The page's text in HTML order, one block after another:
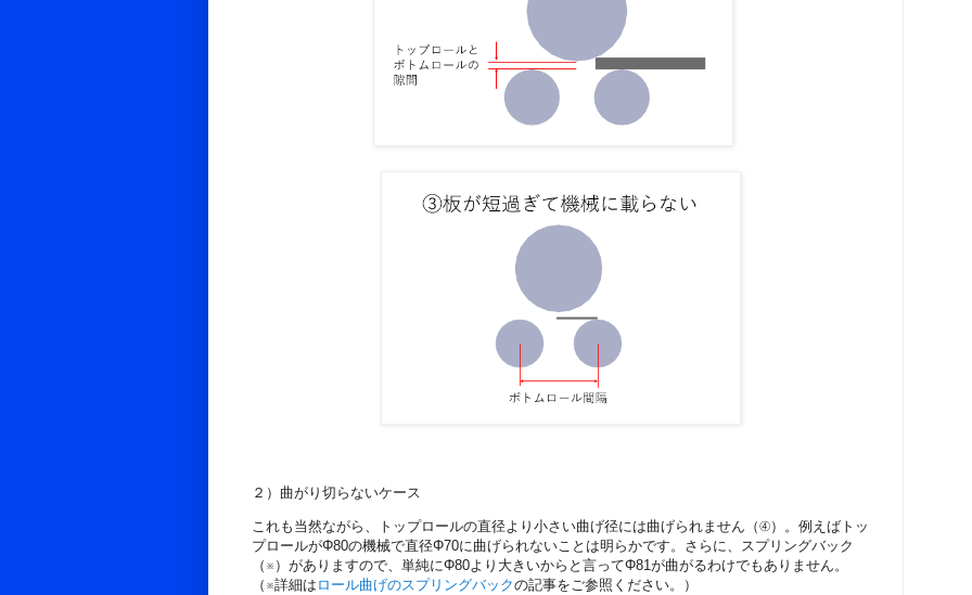
２）曲がり切らないケース
これも当然ながら、トップロールの直径より小さい曲げ径には曲げられません（④）。例えばトッ
プロールがΦ80の機械で直径Φ70に曲げられないことは明らかです。さらに、スプリングバック
（※）がありますので、単純にΦ80より大きいからと言ってΦ81が曲がるわけでもありません。
（※詳細は ロール曲げのスプリングバックの記事をご参照ください。）